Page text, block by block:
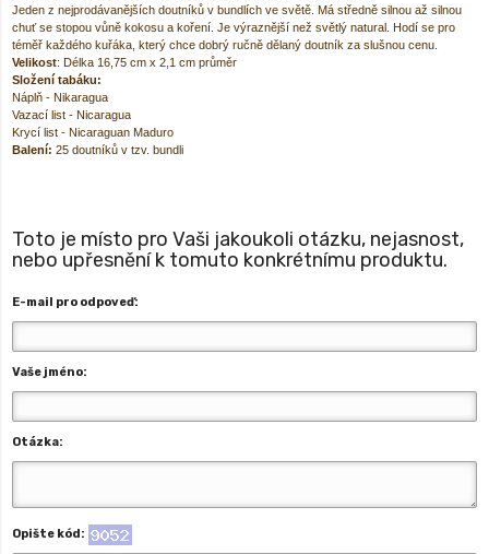
Jeden z nejprodávanějších doutníků v bundlích ve světě. Má středně silnou až silnou
chuť se stopou vůně kokosu a koření. Je výraznější než světlý natural. Hodí se pro
téměř každého kuřáka, který chce dobrý ručně dělaný doutník za slušnou cenu.
Velikost: Délka 16,75 cm x 2,1 cm průměr
Složení tabáku:
Náplň - Nikaragua
Vazací list - Nicaragua
Krycí list - Nicaraguan Maduro
Balení: 25 doutníků v tzv. bundli
Toto je místo pro Vaši jakoukoli otázku, nejasnost,
nebo upřesnění k tomuto konkrétnímu produktu.
E-mail pro odpoveď:
Vaše jméno:
Otázka:
Opište kód: